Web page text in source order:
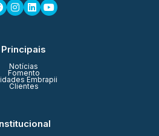
Principais
Notícias
Fomento
Embrapii
Clientes